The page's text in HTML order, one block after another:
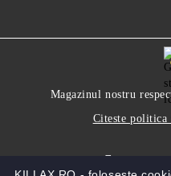
Magazinul nostru
Citeste